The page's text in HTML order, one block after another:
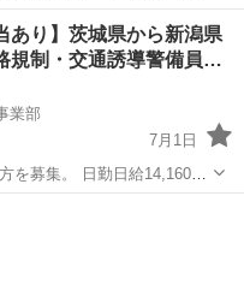
人もいます。 残業がどうし
業込みで18,000～20,000円
あり】茨城県から新潟県
規制・交通誘導警備員…
業部
7月1日
給14,160円
上越市に寮あり。洗濯機や冷